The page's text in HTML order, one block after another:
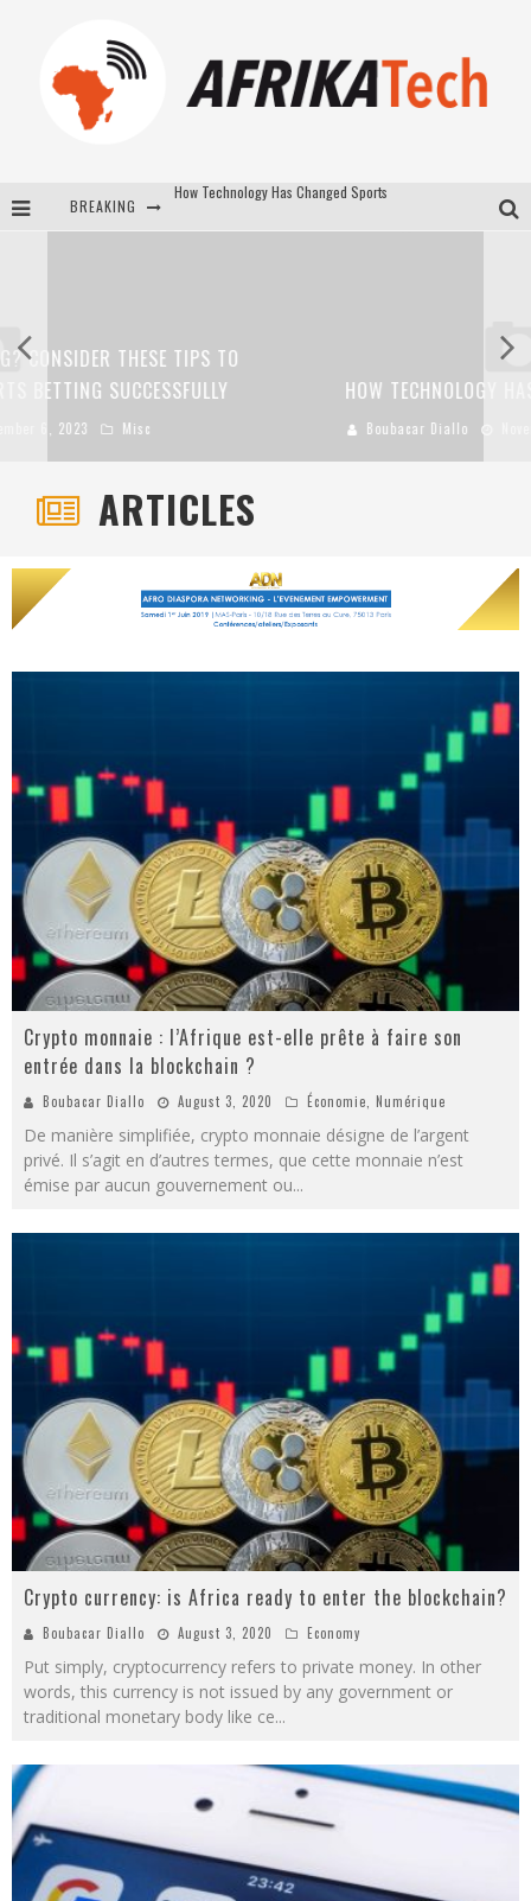
BREAKING
How Technology Has Changed Sports
HOW TECHNOLOGY HAS CHANGED SPORTS
Boubacar Diallo November 15, 2022 Misc
ARTICLES
Crypto monnaie : l’Afrique est-elle prête à faire son
entrée dans la blockchain ?
Boubacar Diallo August 3, 2020 Économie Numérique
De manière simplifiée, crypto monnaie désigne de l’argent
privé. Il s’agit en d’autres termes, que cette monnaie n’est
émise par aucun gouvernement ou...
Crypto currency: is Africa ready to enter the blockchain?
Boubacar Diallo August 3, 2020 Economy
Put simply, cryptocurrency refers to private money. In other
words, this currency is not issued by any government or
traditional monetary body like ce...